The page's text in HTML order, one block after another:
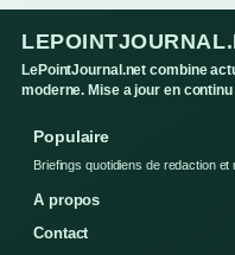
LePointJournal.net combine
moderne. Mise a jour en
Populaire
Briefings quotidiens de redaction
A propos
Contact